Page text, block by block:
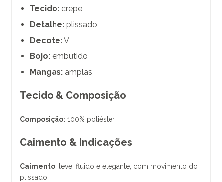
Tecido: crepe
Detalhe: plissado
Decote:V
Bojo: embutido
Mangas: amplas
Tecido & Composição
Composição: 100% poliéster
Caimento & Indicações
Caimento: leve, fluido e elegante, com movimento do
plissado.